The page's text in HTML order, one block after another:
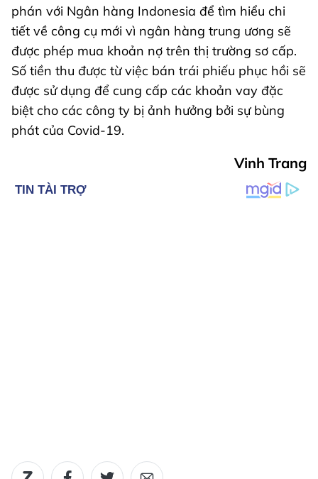
phán với Ngân hàng Indonesia để tìm hiểu chi
tiết về công cụ mới vì ngân hàng trung ương sẽ
được phép mua khoản nợ trên thị trường sơ cấp.
Số tiền thu được từ việc bán trái phiếu phục hồi sẽ
được sử dụng để cung cấp các khoản vay đặc
biệt cho các công ty bị ảnh hưởng bởi sự bùng
phát của Covid-19.
Vinh Trang